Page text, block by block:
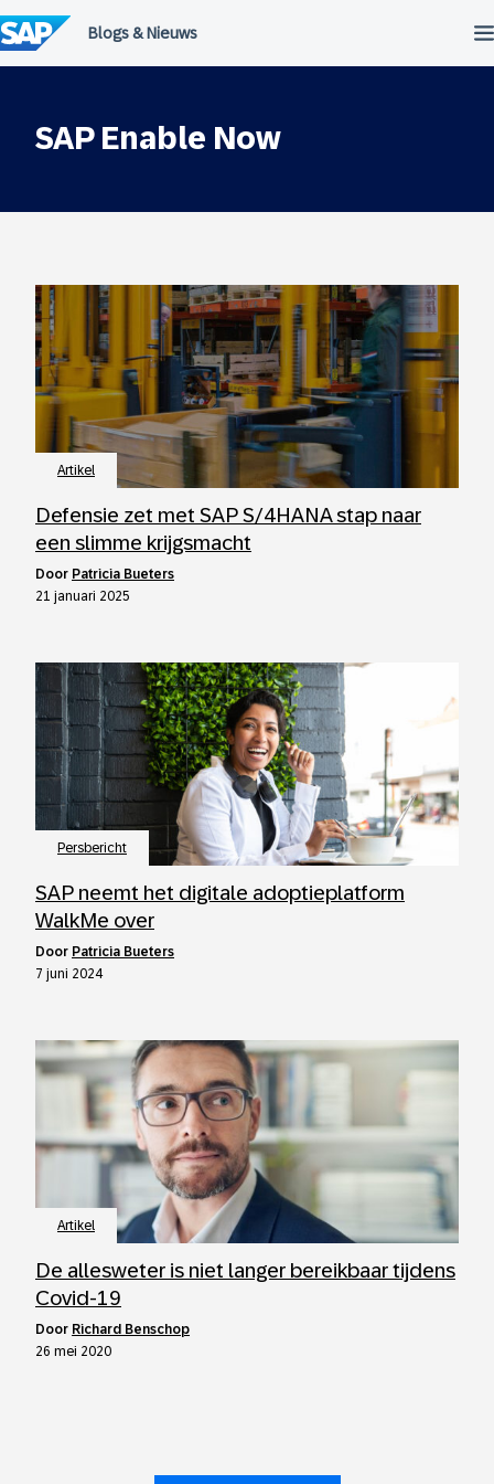
naar
de
inhoud
SAP Enable Now
Artikel
Defensie zet met SAP S/4HANA stap naar
een slimme krijgsmacht
door Patricia Bueters
21 januari 2025
Persbericht
SAP neemt het digitale adoptieplatform
WalkMe over
door Patricia Bueters
7 juni 2024
Artikel
De allesweter is niet langer bereikbaar tijdens
Covid-19
door Richard Benschop
26 mei 2020